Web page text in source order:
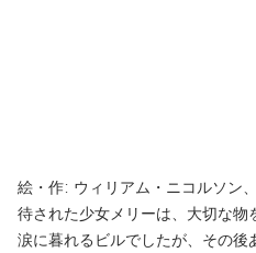
絵・作: ウィリアム・ニコルソン
待された少女メリーは、大切な物
涙に暮れるビルでしたが、その